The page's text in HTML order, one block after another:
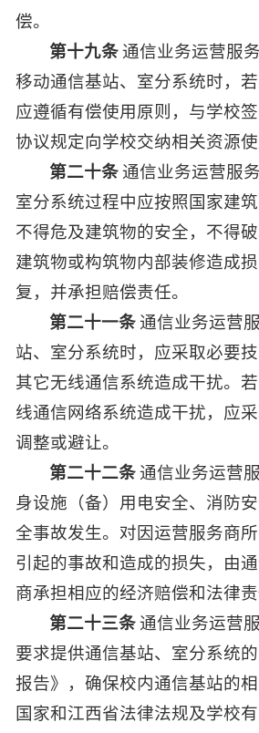
偿。
第十九条 通信业务运营服
移动通信基站、室分系统时，若
应遵循有偿使用原则，与学校
协议规定向学校交纳相关资源使
第二十条 通信业务运营服
室分系统过程中应按照国家建筑
不得危及建筑物的安全，不得
建筑物或构筑物内部装修造成
复，并承担赔偿责任。
第二十一条 通信业务运营
站、室分系统时，应采取必要
其它无线通信系统造成干扰。
线通信网络系统造成干扰，应
调整或避让。
第二十二条 通信业务运营
身设施（备）用电安全、消防
全事故发生。对因运营服务商所
引起的事故和造成的损失，由
商承担相应的经济赔偿和法律责
第二十三条 通信业务运营
要求提供通信基站、室分系统
报告》，确保校内通信基站的
国家和江西省法律法规及学校